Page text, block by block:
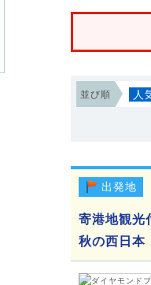
並び順 人
出発地
寄港地観光
秋の西日本